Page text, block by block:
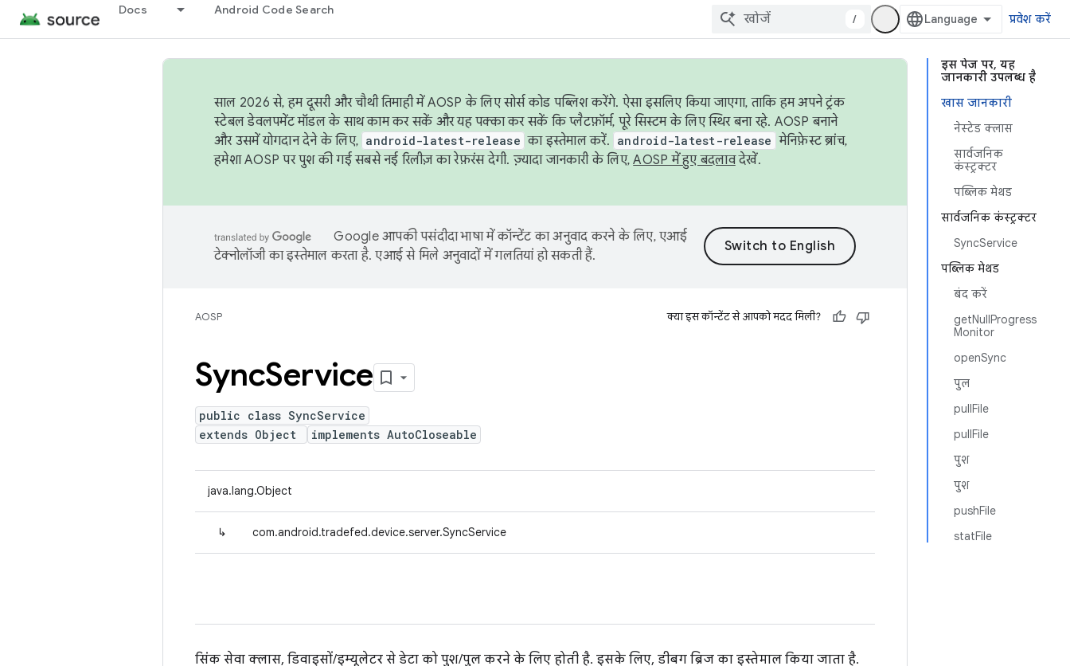
Docs Android Code Search
/ प्रवेश करें
इस पेज पर, यह
जानकारी उपलब्ध है
खास जानकारी
नेस्टेड क्लास
सार्वजनिक
कंस्ट्रक्टर
पब्लिक मेथड
सार्वजनिक कंस्ट्रक्टर
SyncService
पब्लिक मेथड
बंद करें
getNullProgress
Monitor
openSync
पुल
pullFile
pullFile
पुश
पुश
pushFile
statFile
साल 2026 से, हम दूसरी और चौथी तिमाही में AOSP के लिए सोर्स कोड पब्लिश करेंगे. ऐसा इसलिए किया जाएगा, ताकि हम अपने ट्रंक
स्टेबल डेवलपमेंट मॉडल के साथ काम कर सकें और यह पक्का कर सकें कि प्लैटफ़ॉर्म, पूरे सिस्टम के लिए स्थिर बना रहे. AOSP बनाने
और उसमें योगदान देने के लिए, android-latest-release का इस्तेमाल करें. android-latest-release मेनिफ़ेस्ट ब्रांच,
हमेशा AOSP पर पुश की गई सबसे नई रिलीज़ का रेफ़रंस देगी. ज़्यादा जानकारी के लिए,AOSP में हुए बदलावदेखें.
Google आपकी पसंदीदा भाषा में कॉन्टेंट का अनुवाद करने के लिए, एआई
टेक्नोलॉजी का इस्तेमाल करता है. एआई से मिले अनुवादों में गलतियां हो सकती हैं.
AOSP क्या इस कॉन्टेंट से आपको मदद मिली?
SyncService
public class SyncService
extends Object
implements AutoCloseable
java.lang.Object
↳ com.android.tradefed.device.server.SyncService
सिंक सेवा क्लास, डिवाइसों/इम्यूलेटर से डेटा को पुश/पुल करने के लिए होती है. इसके लिए, डीबग ब्रिज का इस्तेमाल किया जाता है.